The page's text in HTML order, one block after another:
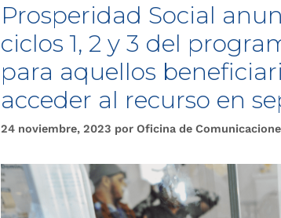
Prosperidad Social
ciclos 1, 2 y 3 del
para aquellos
acceder al recurso en
24 noviembre, 2023 por Oficina de